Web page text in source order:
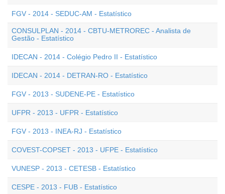
FGV - 2014 - SEDUC-AM - Estatístico
CONSULPLAN - 2014 - CBTU-METROREC - Analista de
Gestão - Estatístico
IDECAN - 2014 - Colégio Pedro II - Estatístico
IDECAN - 2014 - DETRAN-RO - Estatístico
FGV - 2013 - SUDENE-PE - Estatístico
UFPR - 2013 - UFPR - Estatístico
FGV - 2013 - INEA-RJ - Estatístico
COVEST-COPSET - 2013 - UFPE - Estatístico
VUNESP - 2013 - CETESB - Estatístico
CESPE - 2013 - FUB - Estatístico